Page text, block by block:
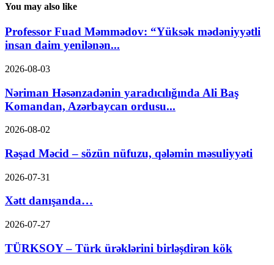
You may also like
Professor Fuad Məmmədov: “Yüksək mədəniyyətli
insan daim yenilənən...
2026-08-03
Nəriman Həsənzadənin yaradıcılığında Ali Baş
Komandan, Azərbaycan ordusu...
2026-08-02
Rəşad Məcid – sözün nüfuzu, qələmin məsuliyyəti
2026-07-31
Xətt danışanda…
2026-07-27
TÜRKSOY – Türk ürəklərini birləşdirən kök